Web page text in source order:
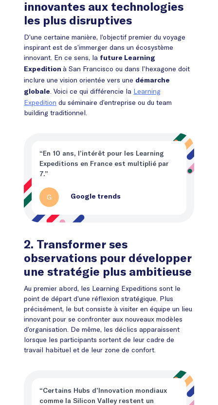
innovantes aux technologies
les plus disruptives
D’une certaine manière, l’objectif premier du voyage
inspirant est de s’immerger dans un écosystème
innovant. En ce sens, la future Learning
Expeditionà San Francisco ou dans l’hexagone doit
inclure une vision orientée vers une démarche
globale . Voici ce qui différencie la Learning
Expedition du séminaire d’entreprise ou du team
building traditionnel.
“En 10 ans, l’intérêt pour les Learning
Expeditions en France est multiplié par
7.”
G Google trends
2. Transformer ses
observations pour développer
une stratégie plus ambitieuse
Au premier abord, les Learning Expeditions sont le
point de départ d’une réflexion stratégique. Plus
précisément, le but consiste à visiter en équipe un lieu
innovant pour se confronter aux nouveaux modèles
d’organisation. De même, les déclics apparaissent
lorsque les participants sortent de leur cadre de
travail habituel et de leur zone de confort.
“Certains Hubs d’Innovation mondiaux
comme la Silicon Valley restent un